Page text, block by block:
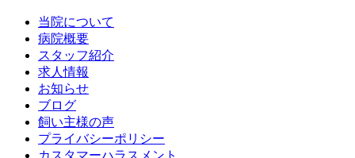
当院について
病院概要
スタッフ紹介
求人情報
お知らせ
ブログ
飼い主様の声
プライバシーポリシー
カスタマーハラスメント